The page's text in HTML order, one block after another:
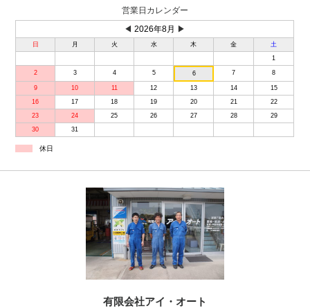
営業日カレンダー
◀ 2026年8月 ▶
日 月 火 水 木 金
土
1
2 3 4 5 6 7 8
9 10 11 12 13 14
15
16
17 18 19 20 21
22
23
24 25 26 27 28
29
30
31
休日
有限会社アイ・オート